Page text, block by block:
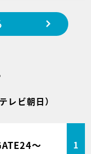
テレビ朝日）
～ 1